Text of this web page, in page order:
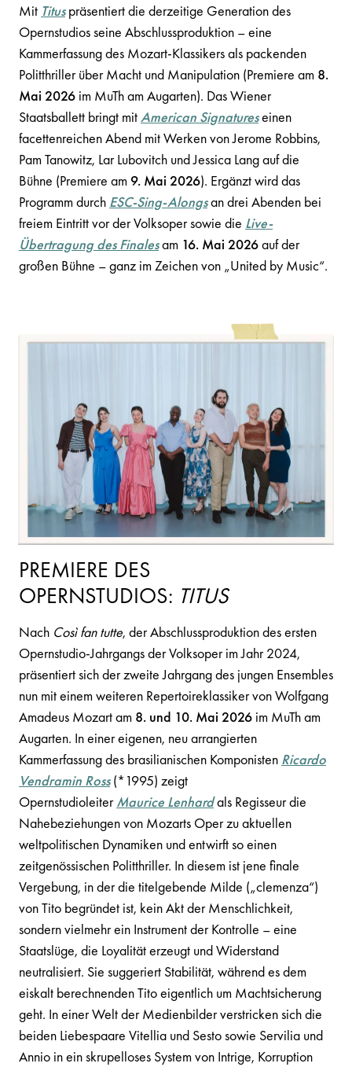
Mit Tituspräsentiert die derzeitige Generation des
Opernstudios seine Abschlussproduktion – eine
Kammerfassung des Mozart-Klassikers als packenden
Politthriller über Macht und Manipulation (Premiere am 8.
Mai 2026 im MuTh am Augarten). Das Wiener
Staatsballett bringt mitAmerican Signatureseinen
facettenreichen Abend mit Werken von Jerome Robbins,
Pam Tanowitz, Lar Lubovitch und Jessica Lang auf die
Bühne (Premiere am 9. Mai 2026). Ergänzt wird das
Programm durch ESC-Sing-Alongsan drei Abenden bei
freiem Eintritt vor der Volksoper sowie die Live-
Übertragung des Finalesam 16. Mai 2026auf der
großen Bühne – ganz im Zeichen von „United by Music“.
PREMIERE DES
OPERNSTUDIOS: TITUS
Nach Così fan tutte, der Abschlussproduktion des ersten
Opernstudio-Jahrgangs der Volksoper im Jahr 2024,
präsentiert sich der zweite Jahrgang des jungen Ensembles
nun mit einem weiteren Repertoireklassiker von Wolfgang
Amadeus Mozart am 8. und 10. Mai 2026 im MuTh am
Augarten. In einer eigenen, neu arrangierten
Kammerfassung des brasilianischen Komponisten Ricardo
Vendramin Ross(*1995) zeigt
OpernstudioleiterMaurice Lenhardals Regisseur die
Nahebeziehungen von Mozarts Oper zu aktuellen
weltpolitischen Dynamiken und entwirft so einen
zeitgenössischen Politthriller. In diesem ist jene finale
Vergebung, in der die titelgebende Milde („clemenza“)
von Tito begründet ist, kein Akt der Menschlichkeit,
sondern vielmehr ein Instrument der Kontrolle – eine
Staatslüge, die Loyalität erzeugt und Widerstand
neutralisiert. Sie suggeriert Stabilität, während es dem
eiskalt berechnenden Tito eigentlich um Machtsicherung
geht. In einer Welt der Medienbilder verstricken sich die
beiden Liebespaare Vitellia und Sesto sowie Servilia und
Annio in ein skrupelloses System von Intrige, Korruption